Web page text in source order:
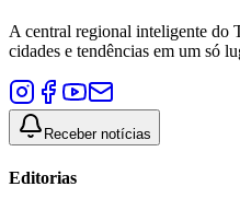
A central regional inteligente do
cidades e tendências em um só
Receber notícias
Editorias